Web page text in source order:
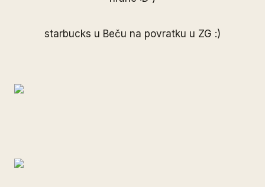
starbucks u Beču na povratku u ZG :)